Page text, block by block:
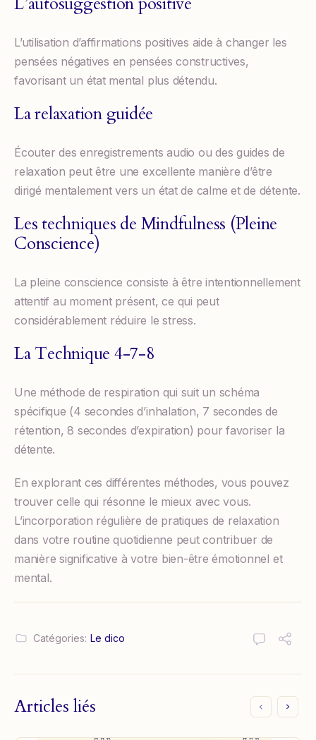
L’utilisation d’affirmations positives aide à changer les
pensées négatives en pensées constructives,
favorisant un état mental plus détendu.
La relaxation guidée
Écouter des enregistrements audio ou des guides de
relaxation peut être une excellente manière d’être
dirigé mentalement vers un état de calme et de détente.
Les techniques de Mindfulness (Pleine
Conscience)
La pleine conscience consiste à être intentionnellement
attentif au moment présent, ce qui peut
considérablement réduire le stress.
La Technique 4-7-8
Une méthode de respiration qui suit un schéma
spécifique (4 secondes d’inhalation, 7 secondes de
rétention, 8 secondes d’expiration) pour favoriser la
détente.
En explorant ces différentes méthodes, vous pouvez
trouver celle qui résonne le mieux avec vous.
L’incorporation régulière de pratiques de relaxation
dans votre routine quotidienne peut contribuer de
manière significative à votre bien-être émotionnel et
mental.
Catégories: Le dico
Articles liés